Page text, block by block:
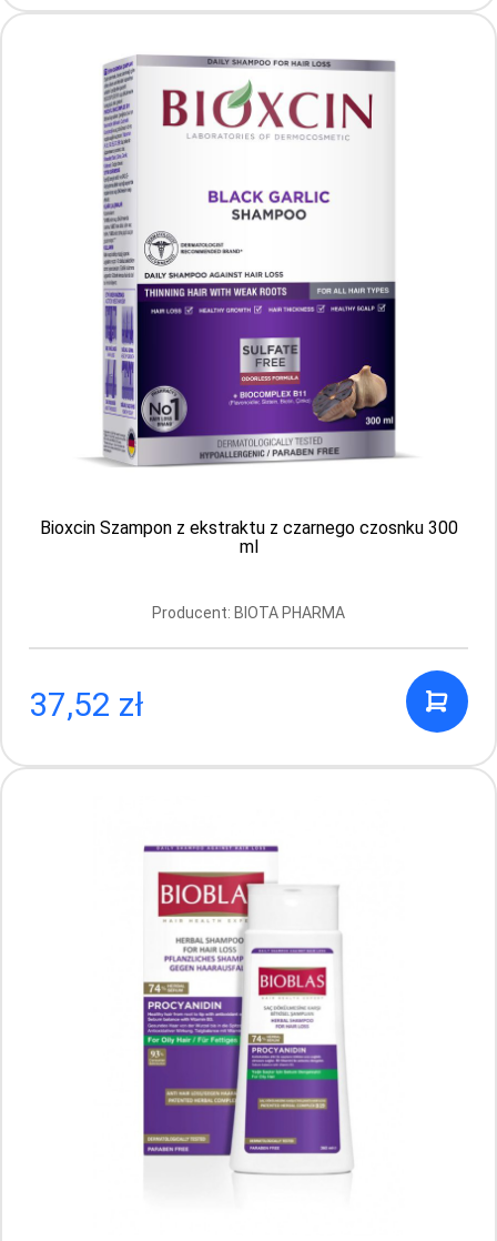
Bioblas – kolagenowo – keratynowa
odżywka do włosów cienkich i zniszczonych
250 ml
19.99 PLN
Medisept, Velodes Cream Aloe Vera Krem
nawilżający do rąk, 500 ml
Producent: MEDISEPT
Bioxcin Szampon z ekstraktu z czarnego czosnku 300
ml
Producent: BIOTA PHARMA
37,52 zł